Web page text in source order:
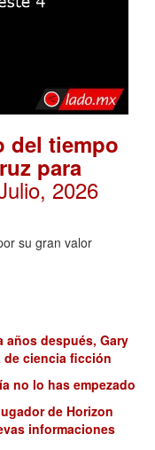
del tiempo
para
2026
su gran valor
después, Gary
de ciencia ficción
no lo has empezado
de Horizon
informaciones